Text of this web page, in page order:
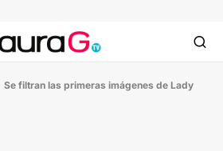
Se filtran las primeras imágenes de Lady